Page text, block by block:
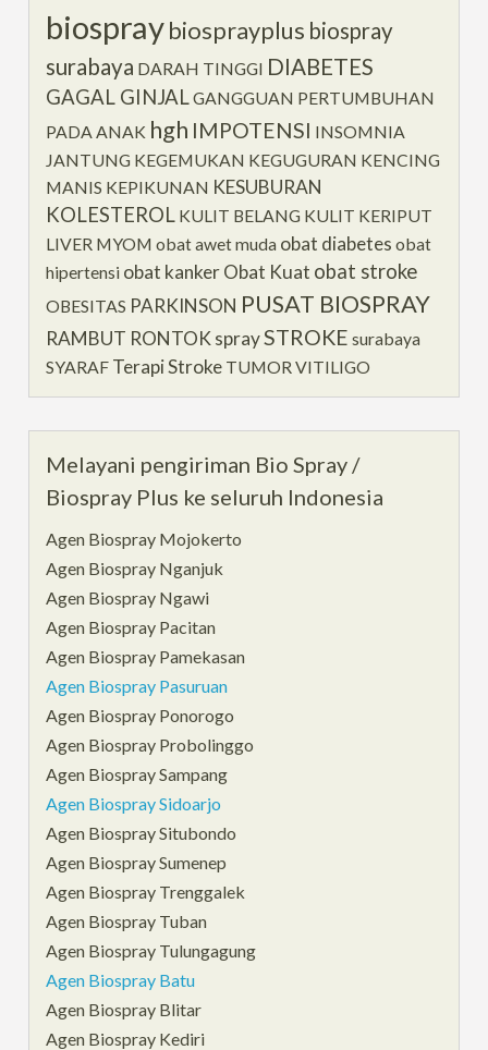
biospraybiosprayplus biospray
surabaya DARAH TINGGI DIABETES
GAGAL GINJALGANGGUAN PERTUMBUHAN
PADA ANAK hgh IMPOTENSI INSOMNIA
JANTUNG KEGEMUKAN KEGUGURAN KENCING
MANIS KEPIKUNAN KESUBURAN
KOLESTEROL KULIT BELANG KULIT KERIPUT
LIVER MYOM obat awet muda obat diabetes obat
hipertensi obat kankerObat Kuat obat stroke
OBESITAS PARKINSON PUSAT BIOSPRAY
RAMBUT RONTOKspraySTROKE surabaya
SYARAF Terapi Stroke TUMOR VITILIGO
Melayani pengiriman Bio Spray /
Biospray Plus ke seluruh Indonesia
Agen Biospray Mojokerto
Agen Biospray Nganjuk
Agen Biospray Ngawi
Agen Biospray Pacitan
Agen Biospray Pamekasan
Agen Biospray Pasuruan
Agen Biospray Ponorogo
Agen Biospray Probolinggo
Agen Biospray Sampang
Agen Biospray Sidoarjo
Agen Biospray Situbondo
Agen Biospray Sumenep
Agen Biospray Trenggalek
Agen Biospray Tuban
Agen Biospray Tulungagung
Agen Biospray Batu
Agen Biospray Blitar
Agen Biospray Kediri